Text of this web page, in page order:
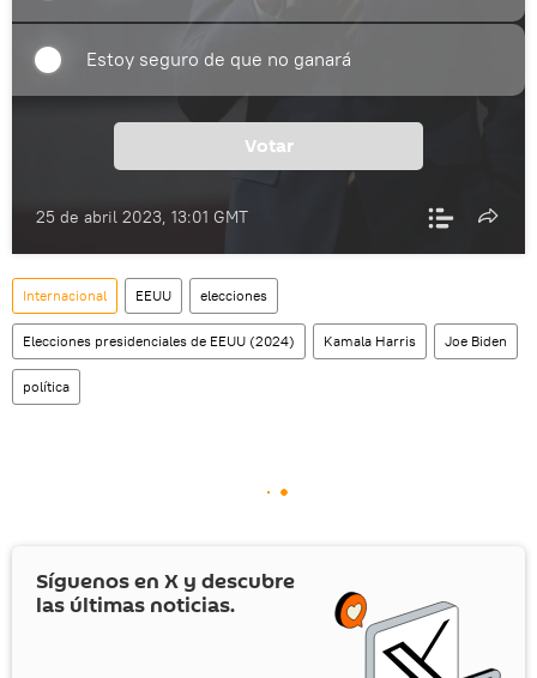
Estoy seguro de que no ganará
Votar
25 de abril 2023, 13:01 GMT
Internacional EEUU elecciones
Elecciones presidenciales de EEUU (2024) Kamala Harris Joe Biden
política
Síguenos en X y descubre
las últimas noticias.